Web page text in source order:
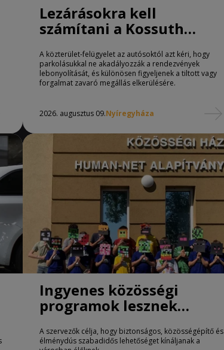
Lezárásokra kell
számítani a Kossuth
A közterület-felügyelet az autósoktól azt kéri, hogy
parkolásukkal ne akadályozzák a rendezvények
lebonyolítását, és különösen figyeljenek a tiltott vagy
forgalmat zavaró megállás elkerülésére.
2026. augusztus 09.Nyíregyháza
Ingyenes közösségi
programok lesznek
Nyíregyházán
A szervezők célja, hogy biztonságos, közösségépítő és
élménydús szabadidős lehetőséget kínáljanak a